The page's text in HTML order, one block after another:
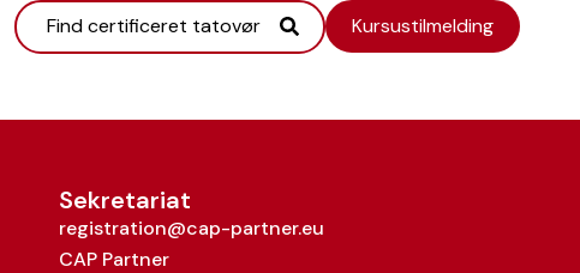
Find certificeret tatovør Kursustilmelding
Sekretariat
registration@cap-partner.eu
CAP Partner